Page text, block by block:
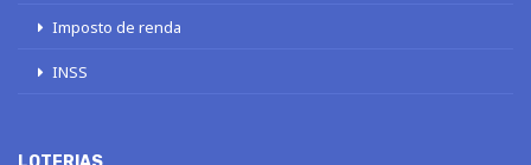
Imposto de renda
INSS